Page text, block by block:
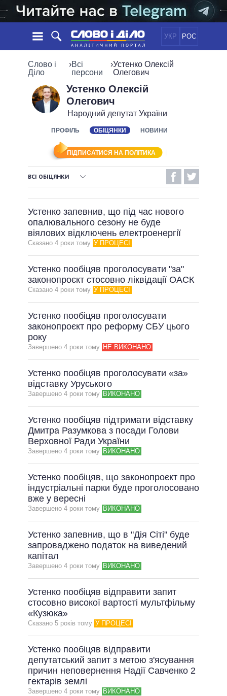
УКР РОС
НОВИНИ
СТРІЧКА
ПОДІЇ
ДУМКИ
ОГЛЯДИ
ДАЙДЖЕСТИ
ПОЛІТИКА
СУСПІЛЬСТВО
СВІТ
ОБIЦЯНКИ
ПОЛIТИКИ
УСІ ПОЛІТИКИ
ПРЕЗИДЕНТ І ОФІС
ВЕРХОВНА РАДА
КАБІНЕТ МІНІСТРІВ
ВСІ ПЕРСОНИ
ІНФОГРАФІКА
ВІДЕО
ПОРІВНЯННЯ ПОЛІТИКІВ
Слово і
Діло
›Всі
персони
›Устенко Олексій
Олегович
Устенко Олексій
Олегович
Народний депутат України
ПРОФІЛЬ ОБІЦЯНКИ НОВИНИ
ПІДПИСАТИСЯ НА ПОЛІТИКА
ВСІ ОБІЦЯНКИ
НЕВИКОНАНІ ОБІЦЯНКИ
ОБІЦЯНКИ У ПРОЦЕСІ
ВСІ ОБІЦЯНКИ
АРХІВНІ ОБІЦЯНКИ
Устенко запевнив, що під час нового
опалювального сезону не буде
віялових відключень електроенергії
Сказано 4 роки тому У ПРОЦЕСІ
Устенко пообіцяв проголосувати "за"
законопроєкт стосовно ліквідації ОАСК
Сказано 4 роки тому У ПРОЦЕСІ
Устенко пообіцяв проголосувати
законопроєкт про реформу СБУ цього
року
Завершено 4 роки тому НЕ ВИКОНАНО
Устенко пообіцяв проголосувати «за»
відставку Уруського
Завершено 4 роки тому ВИКОНАНО
Устенко пообіцяв підтримати відставку
Дмитра Разумкова з посади Голови
Верховної Ради України
Завершено 4 роки тому ВИКОНАНО
Устенко пообіцяв, що законопроєкт про
індустріальні парки буде проголосовано
вже у вересні
Завершено 4 роки тому ВИКОНАНО
Устенко запевнив, що в "Дія Сіті" буде
запроваджено податок на виведений
капітал
Завершено 4 роки тому ВИКОНАНО
Устенко пообіцяв відправити запит
стосовно високої вартості мультфільму
«Кузюка»
Сказано 5 рокiв тому У ПРОЦЕСІ
Устенко пообіцяв відправити
депутатський запит з метою з'ясування
причин неповернення Надії Савченко 2
гектарів землі
Завершено 4 роки тому ВИКОНАНО